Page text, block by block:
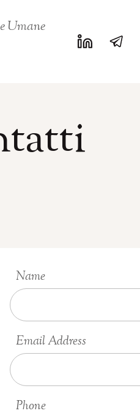
Umane
Name
Email Address
Phone